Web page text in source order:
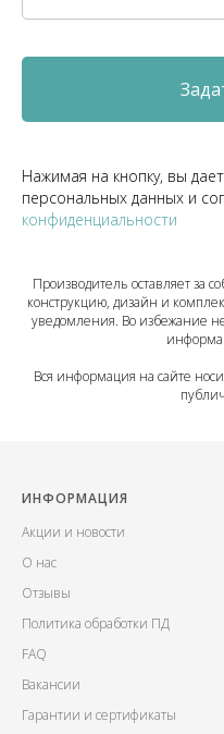
Нажимая на кнопку, вы
персональных данных и
конфиденциальности
Производитель оставляет за
конструкцию, дизайн и
уведомления. Во избежание
Вся информация на сайте
ИНФОРМАЦИЯ
Акции и новости
О нас
Отзывы
Политика обработки ПД
FAQ
Вакансии
Гарантии и сертификаты